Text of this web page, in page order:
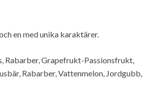
en med unika karaktärer.
Rabarber, Grapefrukt-Passionsfrukt,
Rabarber, Vattenmelon, Jordgubb,